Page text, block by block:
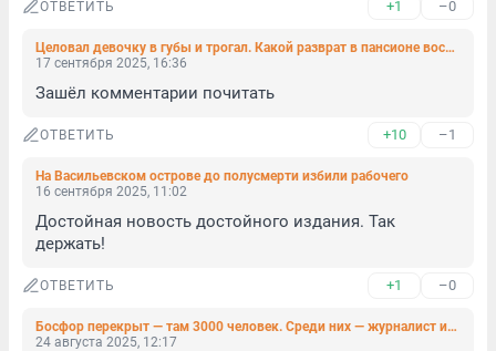
ОТВЕТИТЬ +1 –0
Целовал девочку в губы и трогал. Какой разврат в пансионе воспитанниц МО РФ вменяют петербуржцу
17 сентября 2025, 16:36
Зашёл комментарии почитать
ОТВЕТИТЬ +10 –1
На Васильевском острове до полусмерти избили рабочего
16 сентября 2025, 11:02
Достойная новость достойного издания. Так
держать!
ОТВЕТИТЬ +1 –0
Босфор перекрыт — там 3000 человек. Среди них — журналист из Петербурга
24 августа 2025, 12:17